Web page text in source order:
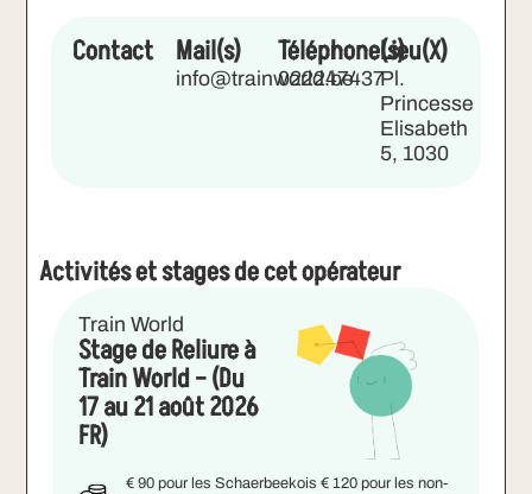
Contact Mail(s)
info@trainworld.be
Téléphone(s)
022247437
Lieu(X)
Pl.
Princesse
Elisabeth
5, 1030
Activités et stages de cet opérateur
Train World
Stage de Reliure à
Train World – (Du
17 au 21 août 2026
FR)
€ 90 pour les Schaerbeekois € 120 pour les non-